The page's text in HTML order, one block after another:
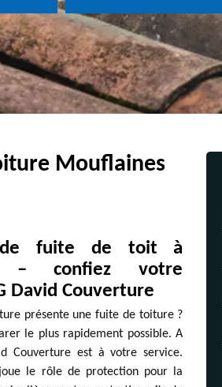
Mouflaines
de fuite de toit à
– confiez votre
David Couverture
présente une fuite de toiture ?
le plus rapidement possible. A
Couverture est à votre service.
le rôle de protection pour la